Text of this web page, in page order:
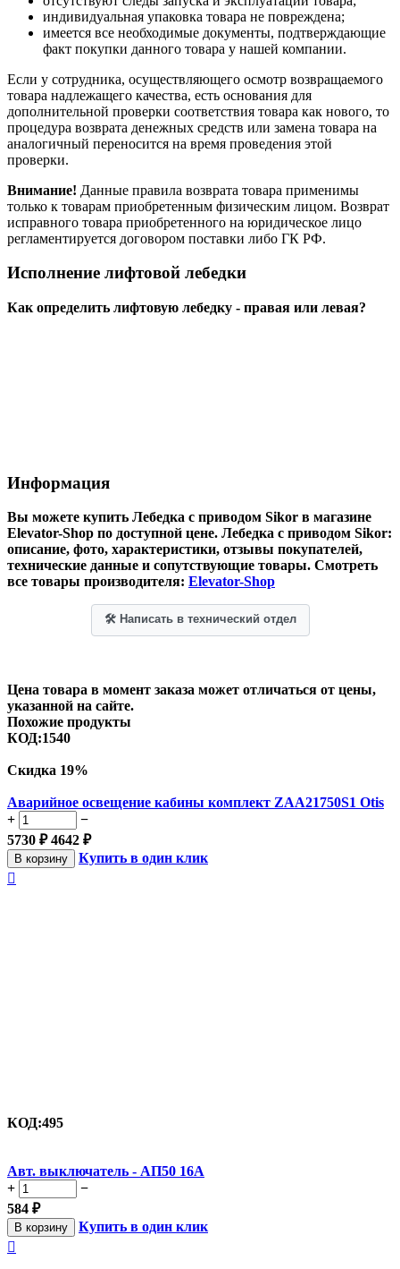
индивидуальная упаковка товара не повреждена;
имеется все необходимые документы, подтверждающие
факт покупки данного товара у нашей компании.
Если у сотрудника, осуществляющего осмотр возвращаемого
товара надлежащего качества, есть основания для
дополнительной проверки соответствия товара как нового, то
процедура возврата денежных средств или замена товара на
аналогичный переносится на время проведения этой
проверки.
Внимание! Данные правила возврата товара применимы
только к товарам приобретенным физическим лицом. Возврат
исправного товара приобретенного на юридическое лицо
регламентируется договором поставки либо ГК РФ.
Исполнение лифтовой лебедки
Как определить лифтовую лебедку - правая или левая?
Информация
Вы можете купить Лебедка с приводом Sikor в магазине
Elevator-Shop по доступной цене. Лебедка с приводом Sikor:
описание, фото, характеристики, отзывы покупателей,
технические данные и сопутствующие товары. Смотреть
все товары производителя: Elevator-Shop
🛠 Написать в технический отдел
Цена товара в момент заказа может отличаться от цены,
указанной на сайте.
Похожие продукты
КОД:1540
Скидка 19%
Аварийное освещение кабины комплект ZAA21750S1 Otis
+
−
5730 ₽ 4642 ₽
В корзину
Купить в один клик

КОД:495
Авт. выключатель - АП50 16А
+
−
584 ₽
В корзину
Купить в один клик
